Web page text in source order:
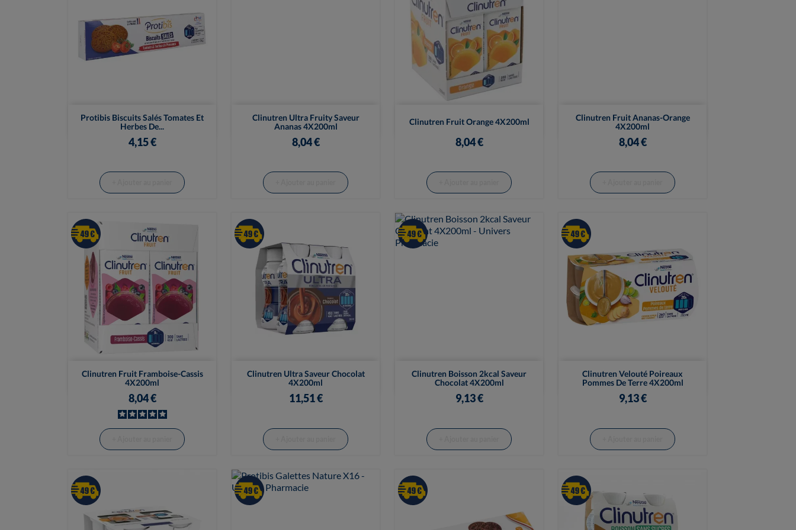
Protibis Biscuits Salés Tomates Et
Herbes De...
4,15 €
Vue rapide
Clinutren Ultra Fruity Saveur
Ananas 4X200ml
8,04 €
Vue rapide Clinutren Fruit Orange 4X200ml
8,04 €
 Vue rapide
Clinutren Fruit Ananas-Orange
4X200ml
8,04 €
Vue rapide
Clinutren Fruit Framboise-Cassis
4X200ml
8,04 €
Vue rapide
Clinutren Ultra Saveur Chocolat
4X200ml
11,51 €
Vue rapide
Clinutren Boisson 2kcal Saveur
Chocolat 4X200ml
9,13 €
Vue rapide
Clinutren Velouté Poireaux
Pommes De Terre 4X200ml
9,13 €
Vue rapide